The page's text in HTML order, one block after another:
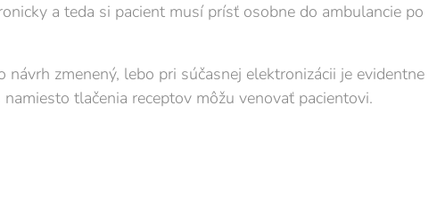
a teda si pacient musí prísť osobne do ambulancie po
zmenený, lebo pri súčasnej elektronizácii je evidentne
tlačenia receptov môžu venovať pacientovi.